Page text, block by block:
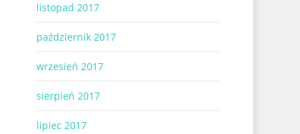
listopad 2017
październik 2017
wrzesień 2017
sierpień 2017
lipiec 2017